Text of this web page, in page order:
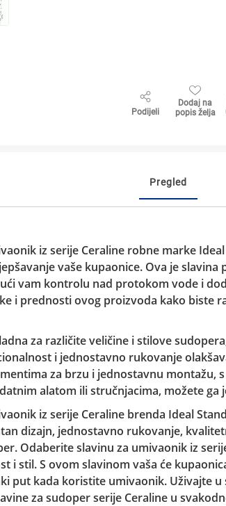
Podijeli
Dodaj na
popis želja
Pregled
iz serije Ceraline robne marke
vaše kupaonice. Ova je
vam kontrolu nad protokom vode i
i prednosti ovog proizvoda kako biste
za različite veličine i stilove
i jednostavno rukovanje
za brzu i jednostavnu montažu,
alatom ili stručnjacima, možete
iz serije Ceraline brenda Ideal
dizajn, jednostavno rukovanje,
Odaberite slavinu za umivaonik iz
i stil. S ovom slavinom vaša će
put kada koristite umivaonik. Uživajte
za sudoper serije Ceraline u